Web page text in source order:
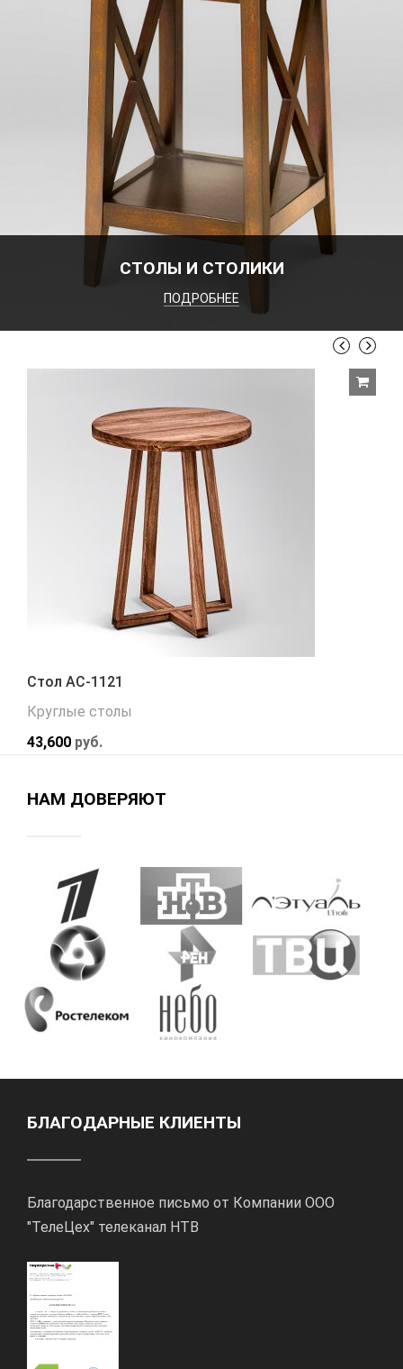
СТОЛЫ И СТОЛИКИ
ПОДРОБНЕЕ
Стол АС-1121
Круглые столы
43,600 руб.
НАМ ДОВЕРЯЮТ
БЛАГОДАРНЫЕ КЛИЕНТЫ
Благодарственное письмо от Компании ООО
"ТелеЦех" телеканал НТВ